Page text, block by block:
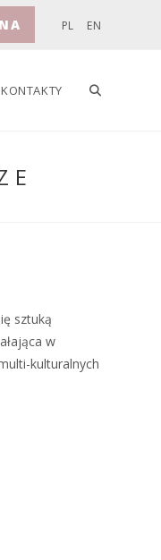
PL EN
KONTAKTY TOGGLE
sztuką
w
kulturalnych